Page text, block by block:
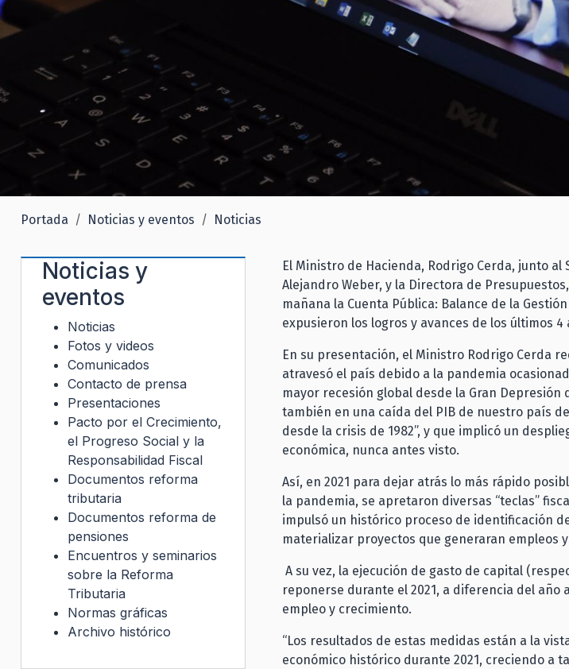
Portada Noticias y eventos Noticias
El Ministro de Hacienda, Rodrigo Cerda, junto
Alejandro Weber, y la Directora de
mañana la Cuenta Pública: Balance de la
expusieron los logros y avances de los últimos 4
En su presentación, el Ministro Rodrigo Cerda
atravesó el país debido a la pandemia
mayor recesión global desde la Gran Depresión
también en una caída del PIB de nuestro país
desde la crisis de 1982”, y que implicó un
económica, nunca antes visto.
Así, en 2021 para dejar atrás lo más rápido
la pandemia, se apretaron diversas “teclas”
impulsó un histórico proceso de identificación
materializar proyectos que generaran empleos
A su vez, la ejecución de gasto de capital
reponerse durante el 2021, a diferencia del año
empleo y crecimiento.
“Los resultados de estas medidas están a la
económico histórico durante 2021, creciendo a
Noticias y
eventos
Noticias
Fotos y videos
Comunicados
Contacto de prensa
Presentaciones
Pacto por el Crecimiento,
el Progreso Social y la
Responsabilidad Fiscal
Documentos reforma
tributaria
Documentos reforma de
pensiones
Encuentros y seminarios
sobre la Reforma
Tributaria
Normas gráficas
Archivo histórico